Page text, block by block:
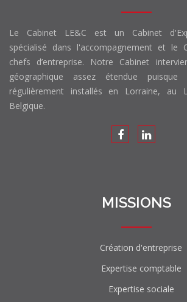
Le Cabinet LE&C est un Cabinet
spécialisé dans l'accompagnement et le
chefs d’entreprise. Notre Cabinet
géographique assez étendue
régulièrement installés en Lorraine, au
Belgique.
MISSIONS
Création d'entreprise
Expertise comptable
Expertise sociale